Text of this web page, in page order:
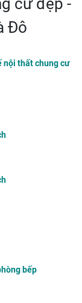
Đô
nội thất chung cư
bếp